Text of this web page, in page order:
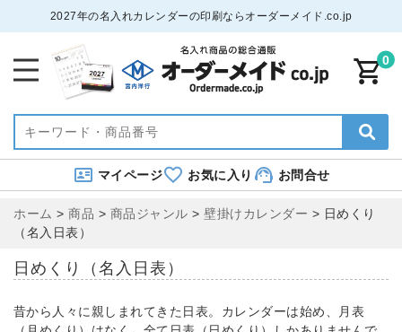
2027年の名入れカレンダーの印刷ならオーダーメイド.co.jp
0
マイページ お気に入り お問合せ
ホーム > 商品 > 商品ジャンル > 壁掛けカレンダー > 日めくり
（名入日表）
日めくり（名入日表）
昔から人々に親しまれてきた日表。カレンダーは始め、月表